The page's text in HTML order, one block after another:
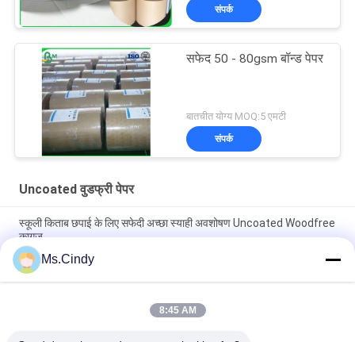
संपर्क
सफेद 50 - 80gsm बॉन्ड पेपर
बातचीत योग्य MOQ:5 एमटी
संपर्क
Uncoated वुडफ्री पेपर
स्कूली किताब छपाई के लिए सफेदी अच्छा स्याही अवशोषण Uncoated Woodfree
कागज
सीबी सीएफबी सीएफ 9.5 '' एक्स 11 '' थर्मल प्रिंटर्स क्लियर इमेज के लिए कार्बनलेस
पेपर एनसीआर पेपर
विज्ञापन आंसू प्रतिरोध के लिए बायोडिग्रेडेबल 160um 200um सिंथेटिक स्टोन
Ms.Cindy
8:45 AM